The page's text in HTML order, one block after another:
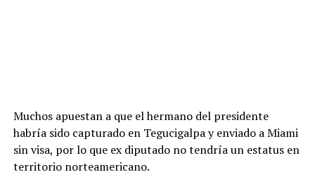
Muchos apuestan a que el hermano del presidente
habría sido capturado en Tegucigalpa y enviado a Miami
sin visa, por lo que ex diputado no tendría un estatus en
territorio norteamericano.